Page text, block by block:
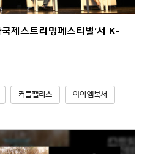
제스트리밍페스티벌’서 K-
커플팰리스 아이엠복서